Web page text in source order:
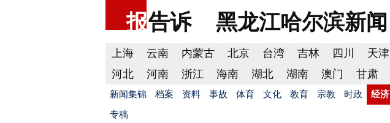
报告诉 黑龙江哈尔滨新闻
上海 云南 内蒙古 北京 台湾 吉林 四川 天津
河北
河南 浙江 海南 湖北 湖南 澳门 甘肃
新闻集锦 档案 资料 事故 体育 文化 教育 宗教 时政 经济
专稿